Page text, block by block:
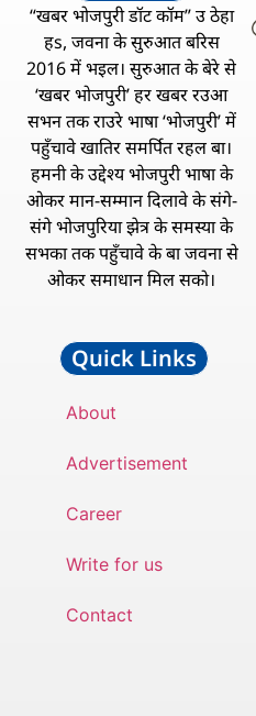
“खबर भोजपुरी डॉट कॉम” उ ठेहा
हs, जवना के सुरुआत बरिस
2016 में भइल। सुरुआत के बेरे से
‘खबर भोजपुरी’ हर खबर रउआ
सभन तक राउरे भाषा ‘भोजपुरी’ में
पहुँचावे खातिर समर्पित रहल बा।
हमनी के उद्देश्य भोजपुरी भाषा के
ओकर मान-सम्मान दिलावे के संगे-
संगे भोजपुरिया झेत्र के समस्या के
सभका तक पहुँचावे के बा जवना से
ओकर समाधान मिल सको।
Quick Links
About
Advertisement
Career
Write for us
Contact